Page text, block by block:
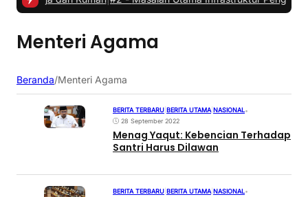
Menteri Agama
Beranda/Menteri Agama
BERITA TERBARU BERITA UTAMA NASIONAL•
28 September 2022
Menag Yaqut: Kebencian Terhadap
Santri Harus Dilawan
BERITA TERBARU BERITA UTAMA NASIONAL•